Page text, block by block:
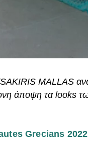
MALLAS
άποψη τα looks
Grecians